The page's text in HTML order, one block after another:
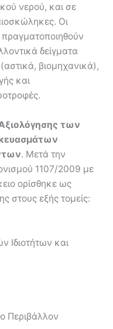
νερού, και σε
Οι
δείγματα
βιομηχανικά),
και
των
. Μετά την
1107/2009 με
ορίσθηκε ως
στους εξής τομείς:
Ιδιοτήτων και
Περιβάλλον